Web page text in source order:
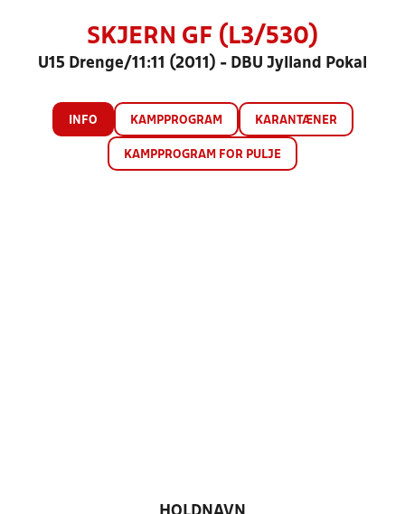
SKJERN GF (L3/530)
U15 Drenge/11:11 (2011) - DBU Jylland Pokal
INFO KAMPPROGRAM KARANTÆNER
KAMPPROGRAM FOR PULJE